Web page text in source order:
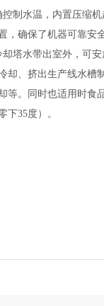
制水温，内置压缩
确保了机器可靠安
塔水带出室外，可
却、挤出生产线水槽
等。同时也适用时食
下35度）。